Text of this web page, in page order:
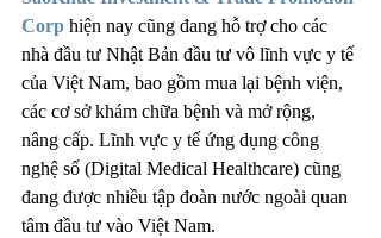
Corp hiện nay cũng đang hỗ trợ cho các
nhà đầu tư Nhật Bản đầu tư vô lĩnh vực y tế
của Việt Nam, bao gồm mua lại bệnh viện,
các cơ sở khám chữa bệnh và mở rộng,
nâng cấp. Lĩnh vực y tế ứng dụng công
nghệ số (Digital Medical Healthcare) cũng
đang được nhiều tập đoàn nước ngoài quan
tâm đầu tư vào Việt Nam.